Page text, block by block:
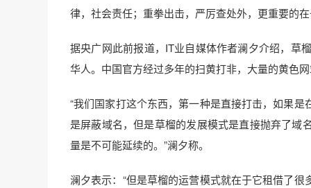
律，社会责任；重拳出击，严厉查处外，更重要的
据央广网此前报道，IT业自媒体作者澜夕介绍，草
华人。中国官方经过多年的扫黄打非，大量的黄色
“我们国家打这个东西，第一种是直接打击，如果
是屏蔽域名，但是草榴的发展模式是直接抛弃了域
量是不可能延续的。”澜夕称。
澜夕表示：“但是草榴的运营模式就在于它租借了